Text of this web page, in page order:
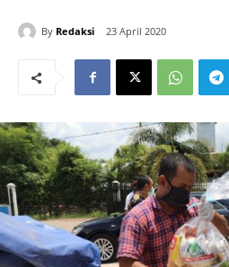
By Redaksi 23 April 2020